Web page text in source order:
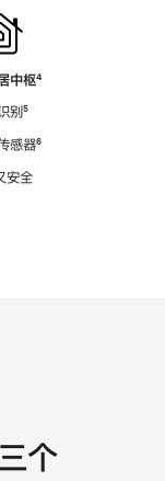
中枢脚
⁴
别脚
⁵
感器脚
⁶
安全
个